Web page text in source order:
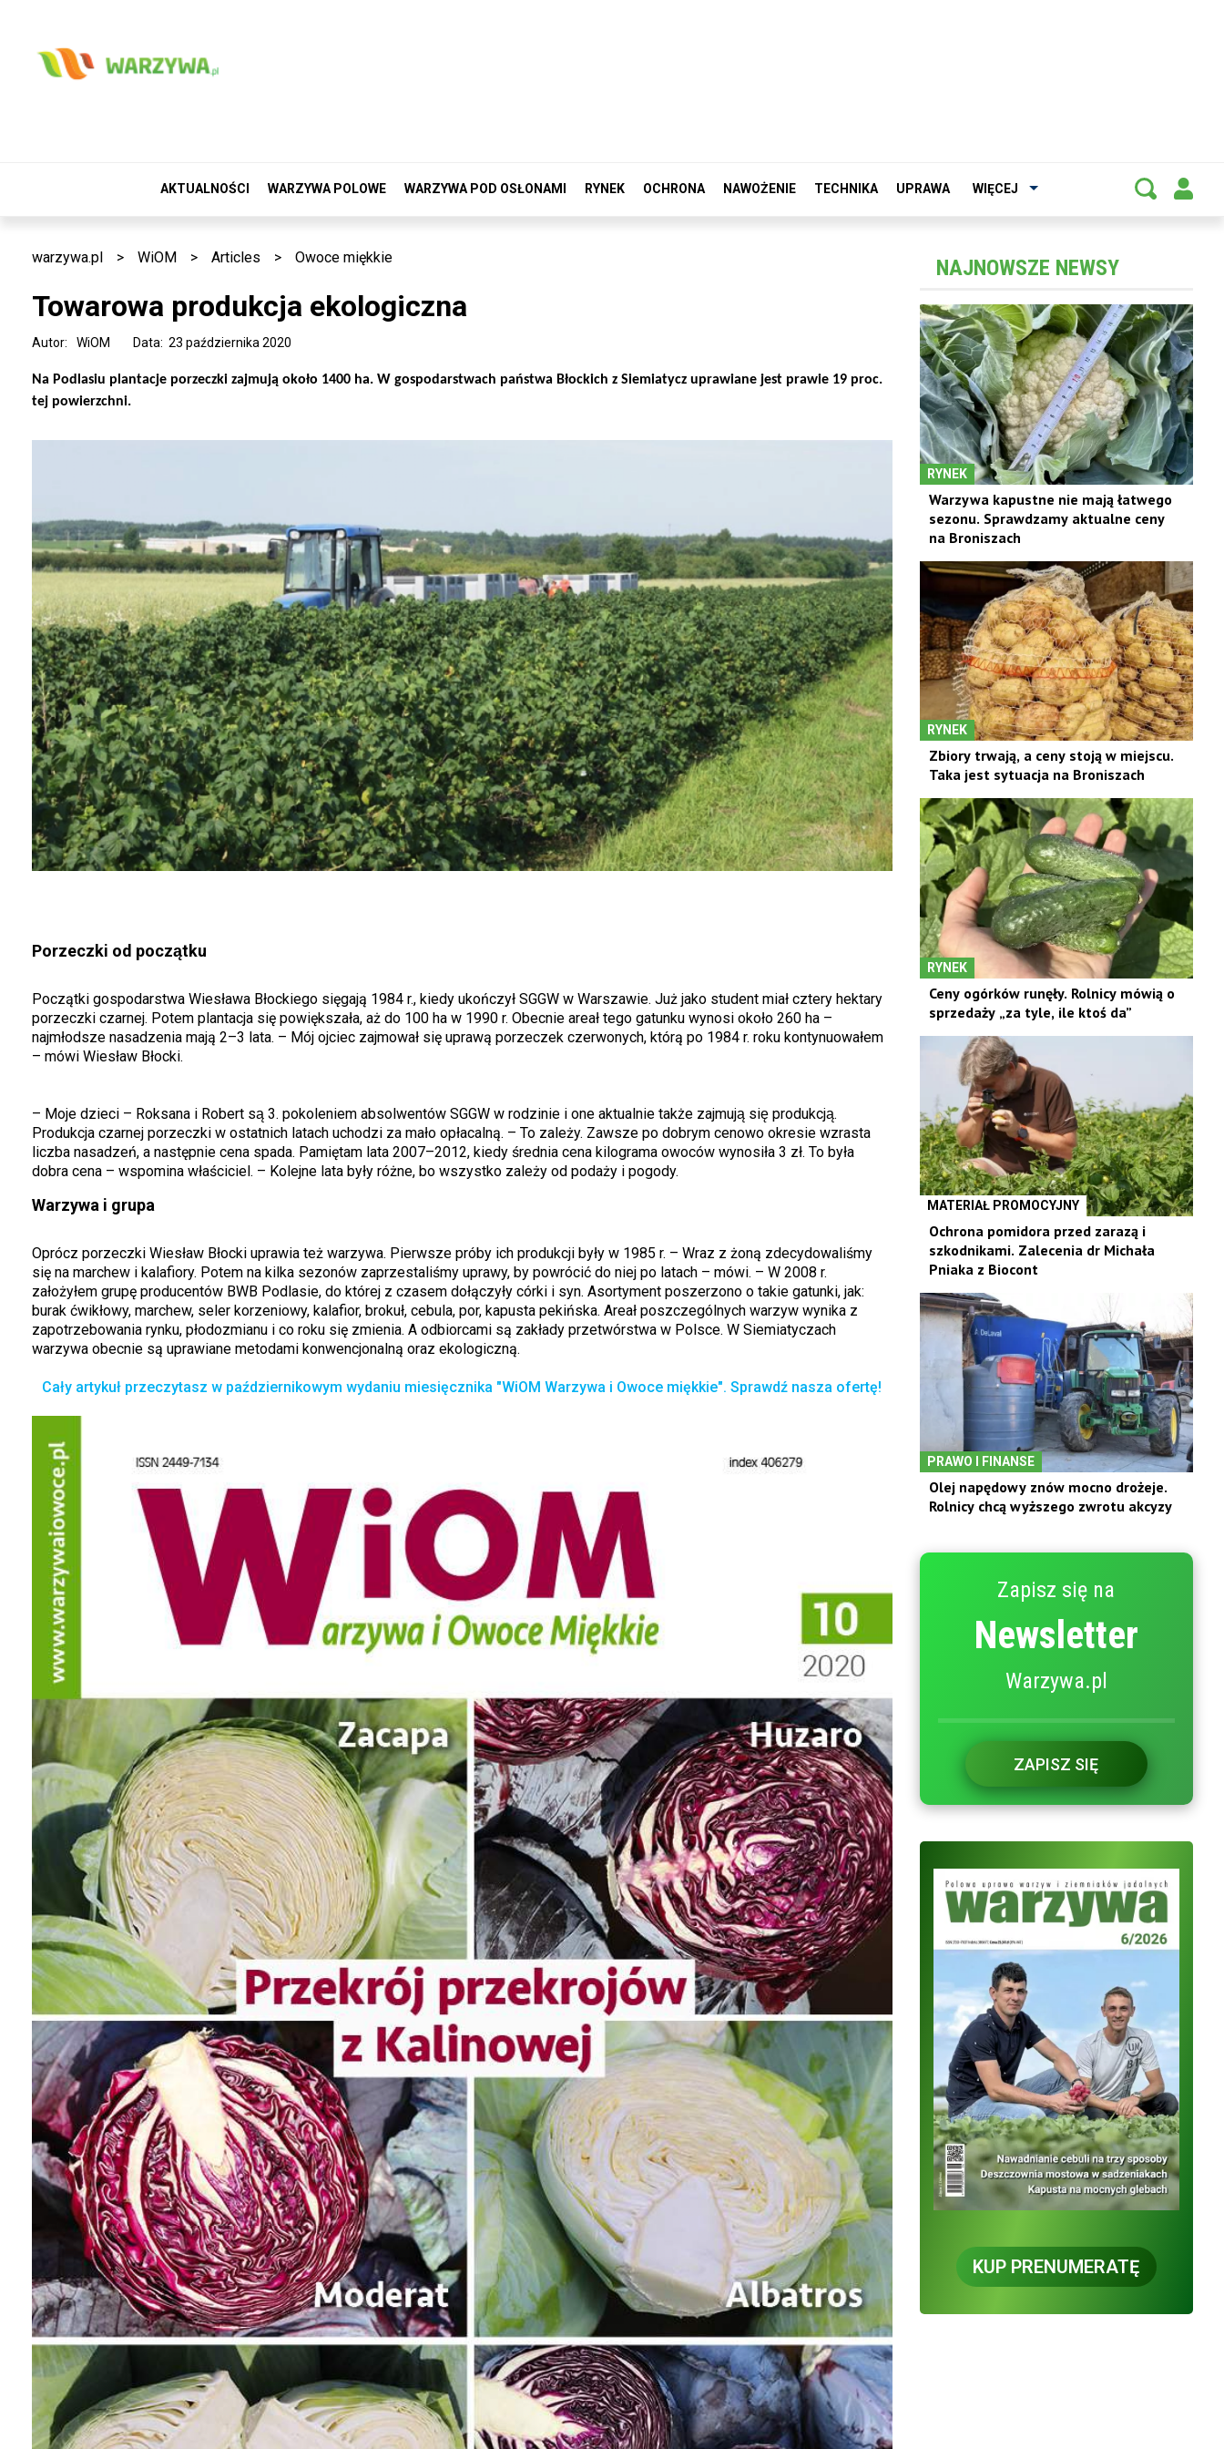
AKTUALNOŚCI WARZYWA POLOWE WARZYWA POD OSŁONAMI RYNEK OCHRONA NAWOŻENIE TECHNIKA UPRAWA WIĘCEJ
warzywa.pl > WiOM > Articles > Owoce miękkie
Towarowa produkcja ekologiczna
Data: 23 października 2020
Autor: WiOM
Na Podlasiu plantacje porzeczki zajmują około 1400 ha. W gospodarstwach państwa Błockich z Siemiatycz uprawiane jest prawie 19 proc.
tej powierzchni.
Porzeczki od początku
Początki gospodarstwa Wiesława Błockiego sięgają 1984 r., kiedy ukończył SGGW w Warszawie. Już jako student miał cztery hektary
porzeczki czarnej. Potem plantacja się powiększała, aż do 100 ha w 1990 r. Obecnie areał tego gatunku wynosi około 260 ha –
najmłodsze nasadzenia mają 2–3 lata. – Mój ojciec zajmował się uprawą porzeczek czerwonych, którą po 1984 r. roku kontynuowałem
– mówi Wiesław Błocki.
– Moje dzieci – Roksana i Robert są 3. pokoleniem absolwentów SGGW w rodzinie i one aktualnie także zajmują się produkcją.
Produkcja czarnej porzeczki w ostatnich latach uchodzi za mało opłacalną. – To zależy. Zawsze po dobrym cenowo okresie wzrasta
liczba nasadzeń, a następnie cena spada. Pamiętam lata 2007–2012, kiedy średnia cena kilograma owoców wynosiła 3 zł. To była
dobra cena – wspomina właściciel. – Kolejne lata były różne, bo wszystko zależy od podaży i pogody.
Warzywa i grupa
Oprócz porzeczki Wiesław Błocki uprawia też warzywa. Pierwsze próby ich produkcji były w 1985 r. – Wraz z żoną zdecydowaliśmy
się na marchew i kalafiory. Potem na kilka sezonów zaprzestaliśmy uprawy, by powrócić do niej po latach – mówi. – W 2008 r.
założyłem grupę producentów BWB Podlasie, do której z czasem dołączyły córki i syn. Asortyment poszerzono o takie gatunki, jak:
burak ćwikłowy, marchew, seler korzeniowy, kalafior, brokuł, cebula, por, kapusta pekińska. Areał poszczególnych warzyw wynika z
zapotrzebowania rynku, płodozmianu i co roku się zmienia. A odbiorcami są zakłady przetwórstwa w Polsce. W Siemiatyczach
warzywa obecnie są uprawiane metodami konwencjonalną oraz ekologiczną.
Cały artykuł przeczytasz w październikowym wydaniu miesięcznika "WiOM Warzywa i Owoce miękkie". Sprawdź nasza ofertę!
NAJNOWSZE NEWSY
RYNEK
Warzywa kapustne nie mają łatwego
sezonu. Sprawdzamy aktualne ceny
na Broniszach
RYNEK
Zbiory trwają, a ceny stoją w miejscu.
Taka jest sytuacja na Broniszach
RYNEK
Ceny ogórków runęły. Rolnicy mówią o
sprzedaży „za tyle, ile ktoś da”
MATERIAŁ PROMOCYJNY
Ochrona pomidora przed zarazą i
szkodnikami. Zalecenia dr Michała
Pniaka z Biocont
PRAWO I FINANSE
Olej napędowy znów mocno drożeje.
Rolnicy chcą wyższego zwrotu akcyzy
Zapisz się na
Newsletter
Warzywa.pl
ZAPISZ SIĘ
KUP PRENUMERATĘ